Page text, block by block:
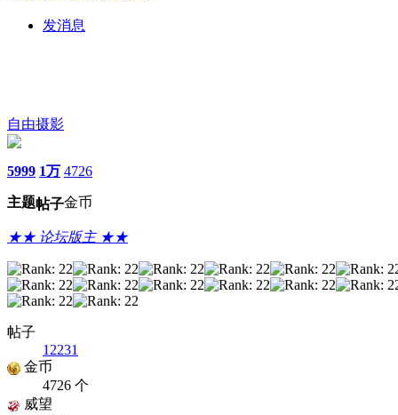
发消息
自由摄影
5999
主题
1万
帖子
4726
金币
★★ 论坛版主 ★★
帖子
12231
金币
4726 个
威望